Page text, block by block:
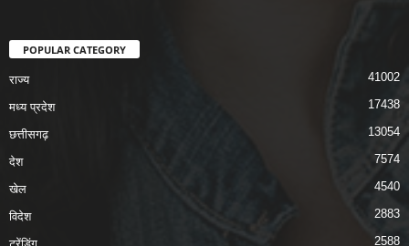
POPULAR CATEGORY
राज्य 41002
मध्य प्रदेश 17438
छत्तीसगढ़ 13054
देश 7574
खेल 4540
विदेश 2883
2588